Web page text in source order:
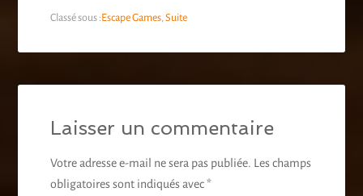
Classé sous :Escape Games,Suite
Laisser un commentaire
Votre adresse e-mail ne sera pas publiée. Les champs
obligatoires sont indiqués avec*